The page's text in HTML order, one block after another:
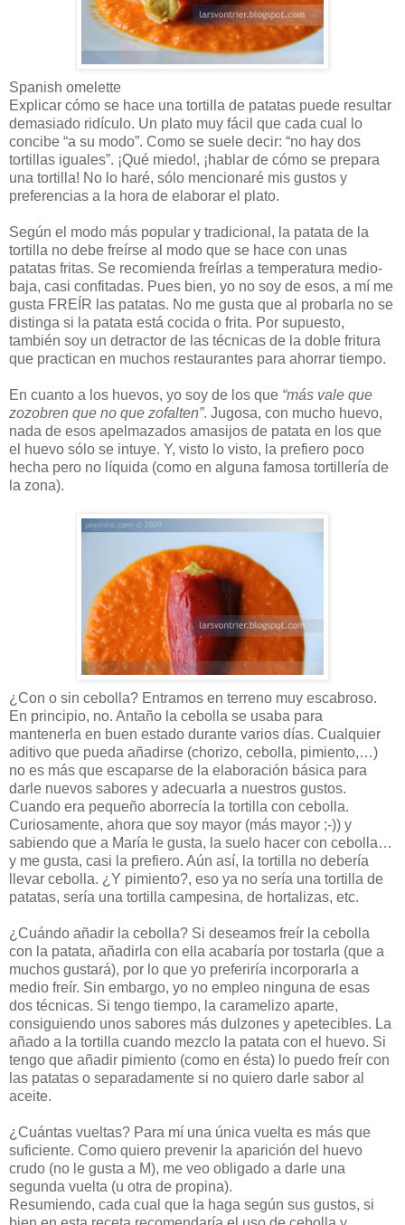
Spanish omelette
Explicar cómo se hace una tortilla de patatas puede resultar
demasiado ridículo. Un plato muy fácil que cada cual lo
concibe “a su modo”. Como se suele decir: “no hay dos
tortillas iguales”. ¡Qué miedo!, ¡hablar de cómo se prepara
una tortilla! No lo haré, sólo mencionaré mis gustos y
preferencias a la hora de elaborar el plato.
Según el modo más popular y tradicional, la patata de la
tortilla no debe freírse al modo que se hace con unas
patatas fritas. Se recomienda freírlas a temperatura medio-
baja, casi confitadas. Pues bien, yo no soy de esos, a mí me
gusta FREÍR las patatas. No me gusta que al probarla no se
distinga si la patata está cocida o frita. Por supuesto,
también soy un detractor de las técnicas de la doble fritura
que practican en muchos restaurantes para ahorrar tiempo.
En cuanto a los huevos, yo soy de los que “más vale que
zozobren que no que zofalten”. Jugosa, con mucho huevo,
nada de esos apelmazados amasijos de patata en los que
el huevo sólo se intuye. Y, visto lo visto, la prefiero poco
hecha pero no líquida (como en alguna famosa tortillería de
la zona).
¿Con o sin cebolla? Entramos en terreno muy escabroso.
En principio, no. Antaño la cebolla se usaba para
mantenerla en buen estado durante varios días. Cualquier
aditivo que pueda añadirse (chorizo, cebolla, pimiento,…)
no es más que escaparse de la elaboración básica para
darle nuevos sabores y adecuarla a nuestros gustos.
Cuando era pequeño aborrecía la tortilla con cebolla.
Curiosamente, ahora que soy mayor (más mayor ;-)) y
sabiendo que a María le gusta, la suelo hacer con cebolla…
y me gusta, casi la prefiero. Aún así, la tortilla no debería
llevar cebolla. ¿Y pimiento?, eso ya no sería una tortilla de
patatas, sería una tortilla campesina, de hortalizas, etc.
¿Cuándo añadir la cebolla? Si deseamos freír la cebolla
con la patata, añadirla con ella acabaría por tostarla (que a
muchos gustará), por lo que yo preferiría incorporarla a
medio freír. Sin embargo, yo no empleo ninguna de esas
dos técnicas. Si tengo tiempo, la caramelizo aparte,
consiguiendo unos sabores más dulzones y apetecibles. La
añado a la tortilla cuando mezclo la patata con el huevo. Si
tengo que añadir pimiento (como en ésta) lo puedo freír con
las patatas o separadamente si no quiero darle sabor al
aceite.
¿Cuántas vueltas? Para mí una única vuelta es más que
suficiente. Como quiero prevenir la aparición del huevo
crudo (no le gusta a M), me veo obligado a darle una
segunda vuelta (u otra de propina).
Resumiendo, cada cual que la haga según sus gustos, si